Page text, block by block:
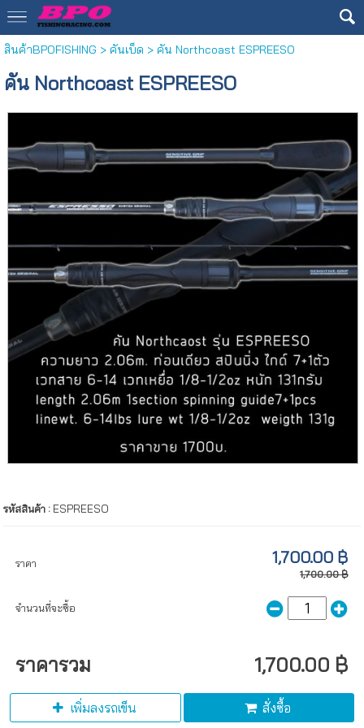
สินค้าBPOFISHING > คันเบ็ด > คัน Northcoast ESPREESO
คัน Northcoast ESPREESO
รหัสสินค้า : ESPREESO
ราคา 1,700.00 ฿
1,700.00 ฿
จำนวนที่จะซื้อ
ราคารวม 1,700.00 ฿
เพิ่มลงรถเข็น สั่งซื้อ